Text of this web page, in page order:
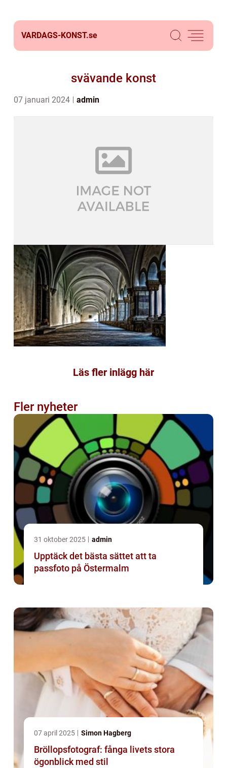
VARDAGS-KONST.se
svävande konst
07 januari 2024 admin
Läs fler inlägg här
Fler nyheter
31 oktober 2025 admin
Upptäck det bästa sättet att ta
passfoto på Östermalm
07 april 2025 Simon Hagberg
Bröllopsfotograf: fånga livets stora
ögonblick med stil